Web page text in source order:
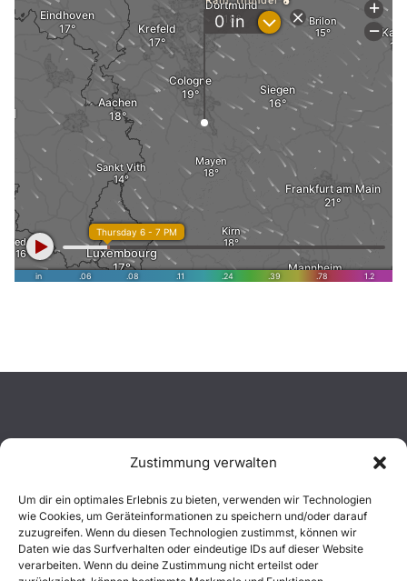
Zustimmung verwalten
Um dir ein optimales Erlebnis zu bieten, verwenden wir Technologien
wie Cookies, um Geräteinformationen zu speichern und/oder darauf
zuzugreifen. Wenn du diesen Technologien zustimmst, können wir
Daten wie das Surfverhalten oder eindeutige IDs auf dieser Website
verarbeiten. Wenn du deine Zustimmung nicht erteilst oder
Aktuelles
Einsätze
Unsere Jugend